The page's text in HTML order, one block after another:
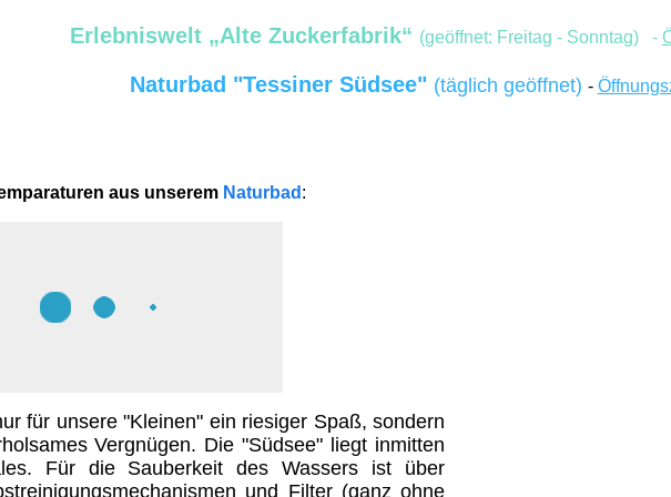
Erlebniswelt „Alte Zuckerfabrik“ (geöffnet: Freitag - Sonntag) -
Naturbad "Tessiner Südsee" (täglich geöffnet) -
aus unserem Naturbad :
für unsere "Kleinen" ein riesiger Spaß, sondern
Vergnügen. Die "Südsee" liegt inmitten
Für die Sauberkeit des Wassers ist über
und Filter (ganz ohne